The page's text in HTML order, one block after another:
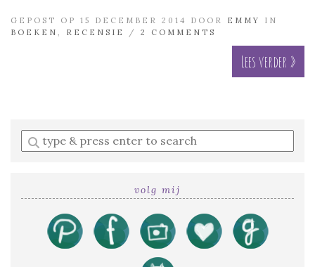
GEPOST OP 15 DECEMBER 2014 DOOR EMMY
IN
BOEKEN
RECENSIE / 2 COMMENTS
Lees verder »
Enter
a
volg mij